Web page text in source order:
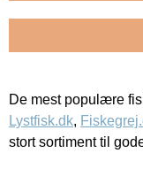
De mest populære
Lystfisk.dk,
stort sortiment til